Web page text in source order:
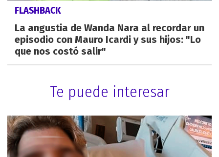
FLASHBACK
La angustia de Wanda Nara al recordar un
episodio con Mauro Icardi y sus hijos: "Lo
que nos costó salir"
Te puede interesar